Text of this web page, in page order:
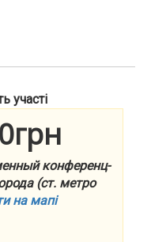
участі
конференц-
(ст. метро
на мапі